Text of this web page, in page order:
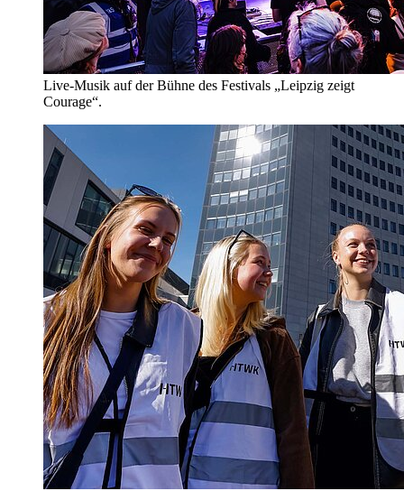
Live-Musik auf der Bühne des Festivals „Leipzig zeigt
Courage“.